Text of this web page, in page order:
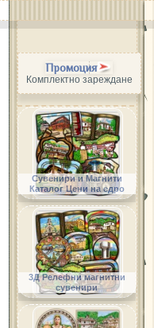
Промоция
Комплектно зареждане
Сувенири и Магнити
Каталог Цени на едро
3Д Релефни магнитни
сувенири